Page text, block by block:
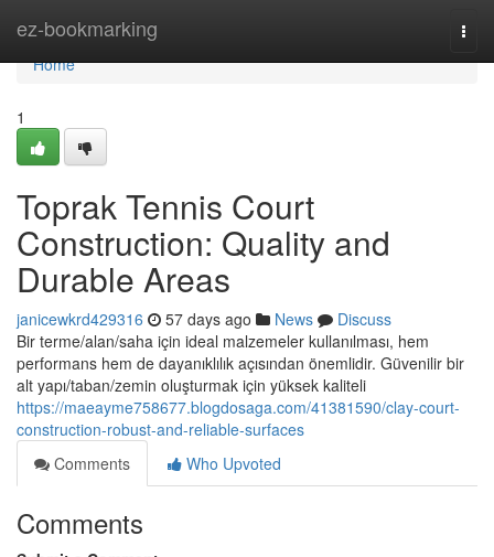
ez-bookmarking
Home
Home
1
Toprak Tennis Court
Construction: Quality and
Durable Areas
janicewkrd429316 57 days ago News
Discuss
Bir terme/alan/saha için ideal malzemeler kullanılması, hem
performans hem de dayanıklılık açısından önemlidir. Güvenilir bir
alt yapı/taban/zemin oluşturmak için yüksek kaliteli
https://maeayme758677.blogdosaga.com/41381590/clay-court-
construction-robust-and-reliable-surfaces
Comments
Who Upvoted
Comments